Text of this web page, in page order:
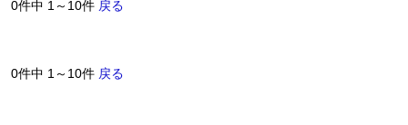
0件中 1～10件 戻る
0件中 1～10件 戻る